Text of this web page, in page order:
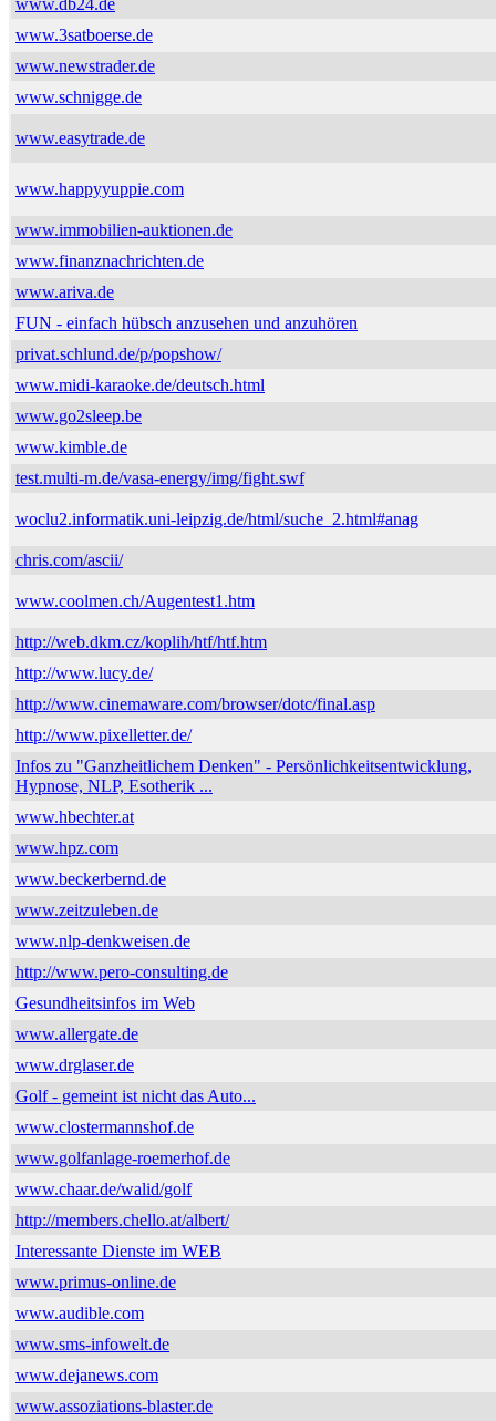
www.db24.de
www.3satboerse.de
www.newstrader.de
www.schnigge.de
www.easytrade.de
www.happyyuppie.com
www.immobilien-auktionen.de
www.finanznachrichten.de
www.ariva.de
FUN - einfach hübsch anzusehen und anzuhören
privat.schlund.de/p/popshow/
www.midi-karaoke.de/deutsch.html
www.go2sleep.be
www.kimble.de
test.multi-m.de/vasa-energy/img/fight.swf
woclu2.informatik.uni-leipzig.de/html/suche_2.html#anag
chris.com/ascii/
www.coolmen.ch/Augentest1.htm
http://web.dkm.cz/koplih/htf/htf.htm
http://www.lucy.de/
http://www.cinemaware.com/browser/dotc/final.asp
http://www.pixelletter.de/
Infos zu "Ganzheitlichem Denken" - Persönlichkeitsentwicklung,
Hypnose, NLP, Esotherik ...
www.hbechter.at
www.hpz.com
www.beckerbernd.de
www.zeitzuleben.de
www.nlp-denkweisen.de
http://www.pero-consulting.de
Gesundheitsinfos im Web
www.allergate.de
www.drglaser.de
Golf - gemeint ist nicht das Auto...
www.clostermannshof.de
www.golfanlage-roemerhof.de
www.chaar.de/walid/golf
http://members.chello.at/albert/
Interessante Dienste im WEB
www.primus-online.de
www.audible.com
www.sms-infowelt.de
www.dejanews.com
www.assoziations-blaster.de